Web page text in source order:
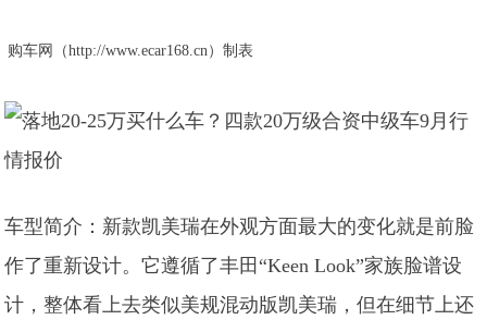
购车网（http://www.ecar168.cn）制表
车型简介：新款凯美瑞在外观方面最大的变化就是前脸
作了重新设计。它遵循了丰田“Keen Look”家族脸谱设
计，整体看上去类似美规混动版凯美瑞，但在细节上还